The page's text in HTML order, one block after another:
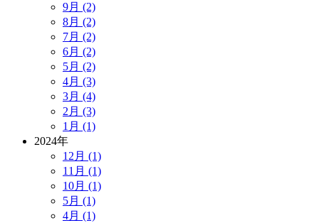
9月 (2)
8月 (2)
7月 (2)
6月 (2)
5月 (2)
4月 (3)
3月 (4)
2月 (3)
1月 (1)
2024年
12月 (1)
11月 (1)
10月 (1)
5月 (1)
4月 (1)